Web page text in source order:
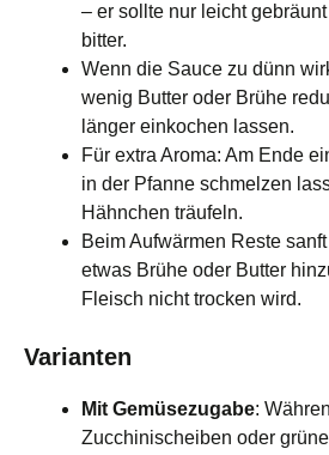
– er sollte nur leicht
bitter.
Wenn die Sauce zu dünn
wenig Butter oder Brühe
länger einkochen lassen.
Für extra Aroma: Am Ende
in der Pfanne schmelzen
Hähnchen träufeln.
Beim Aufwärmen Reste
etwas Brühe oder Butter
Fleisch nicht trocken wird.
Varianten
Mit Gemüsezugabe:
Zucchinischeiben oder